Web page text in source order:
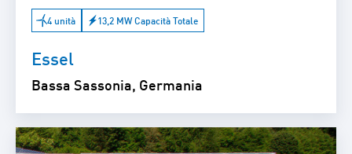
4 unità 13,2 MW Capacità Totale
Essel
Bassa Sassonia, Germania